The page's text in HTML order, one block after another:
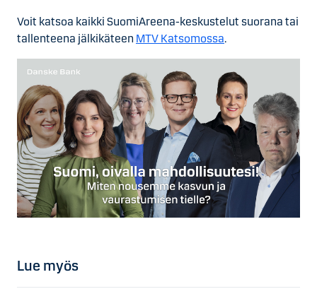
Voit katsoa kaikki SuomiAreena-keskustelut suorana tai
tallenteena jälkikäteen MTV Katsomossa.
Lue myös